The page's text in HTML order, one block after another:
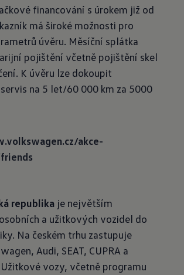
financování s úrokem již od
má široké možnosti pro
úvěru. Měsíční splátka
pojištění včetně pojištění skel
K úvěru lze dokoupit
na 5 let/60 000 km za 5000
akce-
republika je největším
a užitkových vozidel do
Na českém trhu zastupuje
Audi, SEAT, CUPRA a
vozy, včetně programu